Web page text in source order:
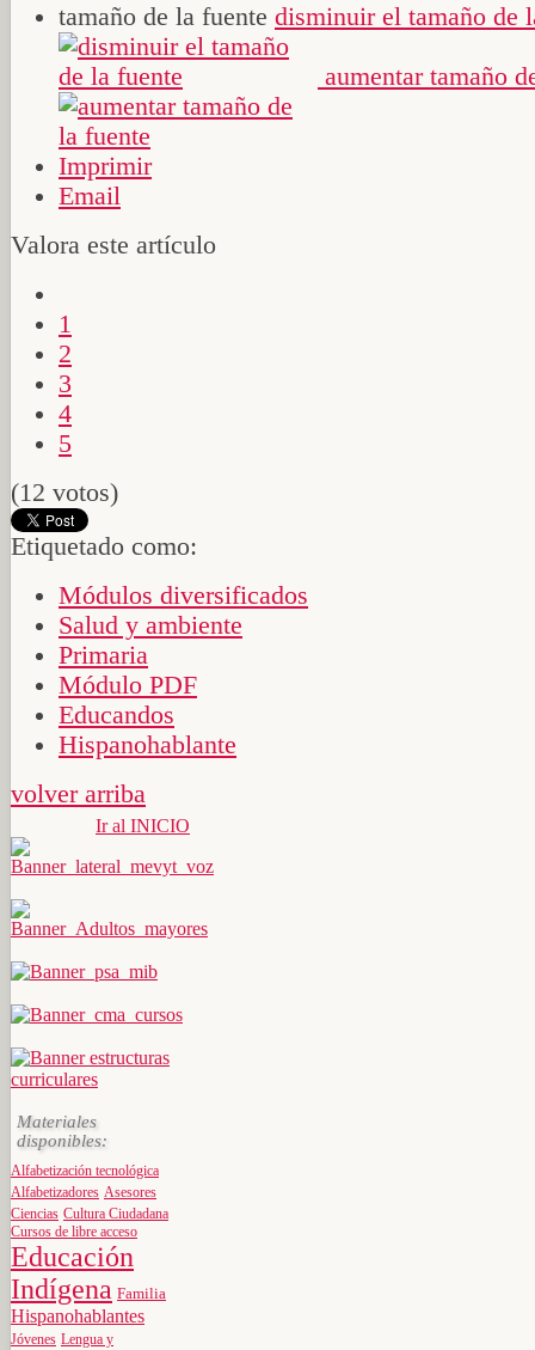
tamaño de la fuente disminuir el tamaño de
aumentar tamaño
Imprimir
Email
Valora este artículo
1
2
3
4
5
(12 votos)
Etiquetado como:
Módulos diversificados
Salud y ambiente
Primaria
Módulo PDF
Educandos
Hispanohablante
volver arriba
Ir al INICIO
Materiales
disponibles:
Alfabetización tecnológica
Alfabetizadores Asesores
Ciencias Cultura Ciudadana
Cursos de libre acceso
Educación
Indígena Familia
Hispanohablantes
Jóvenes Lengua y